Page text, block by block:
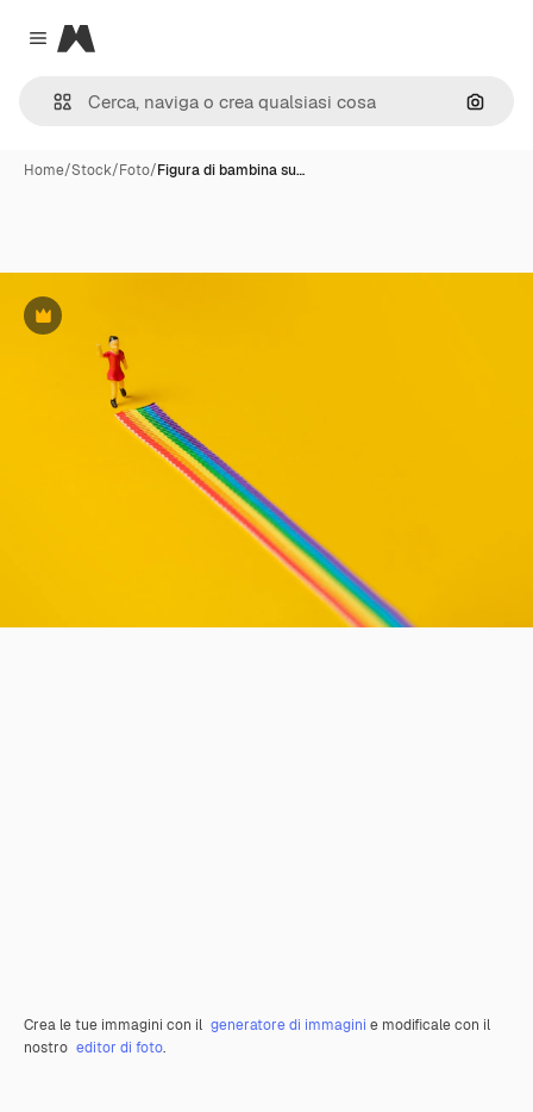
Close menu
Magnific
Cerca
Home/Stock/Foto/Figura di bambina su…
Premium
Crea le tue immagini con il generatore di immagini e modificale con il
nostro editor di foto.